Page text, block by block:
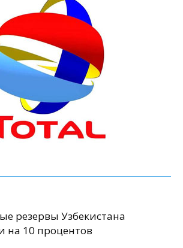
резервы Узбекистана
на 10 процентов